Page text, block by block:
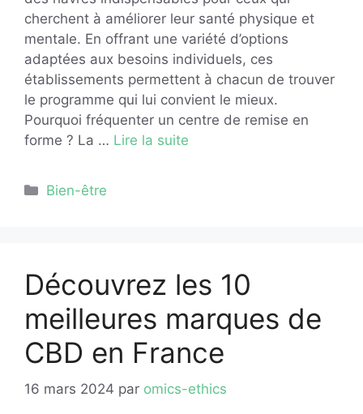
cherchent à améliorer leur santé physique et
mentale. En offrant une variété d’options
adaptées aux besoins individuels, ces
établissements permettent à chacun de trouver
le programme qui lui convient le mieux.
Pourquoi fréquenter un centre de remise en
forme ? La … Lire la suite
Catégories
Bien-être
Découvrez les 10
meilleures marques de
CBD en France
16 mars 2024 par omics-ethics